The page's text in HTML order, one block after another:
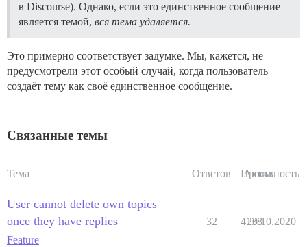
в Discourse). Однако, если это единственное сообщение
является темой, вся тема удаляется.
Это примерно соответствует задумке. Мы, кажется, не
предусмотрели этот особый случай, когда пользователь
создаёт тему как своё единственное сообщение.
Связанные темы
Тема Ответов Просм.
Активность
User cannot delete own topics
once they have replies
Feature
32 4138
20.10.2020